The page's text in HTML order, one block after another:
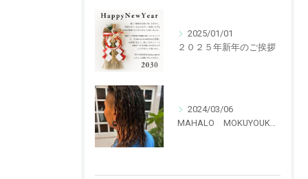
2025/01/01
２０２５年新年のご挨拶
2024/03/06
MAHALO MOKUYOUKAN 特殊パーマ ハリガネパーマ！！